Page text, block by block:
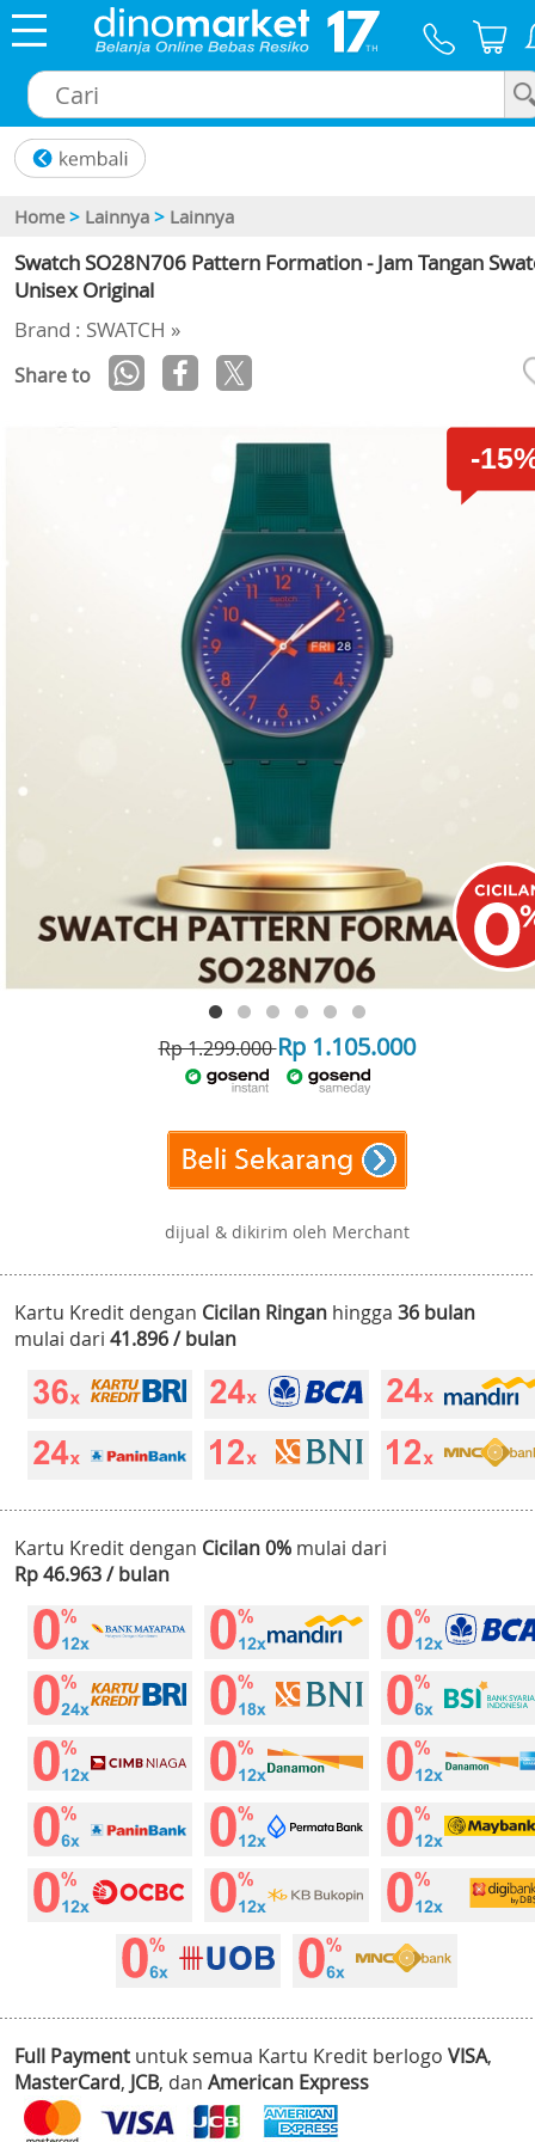
Home > Lainnya > Lainnya
Swatch SO28N706 Pattern Formation - Jam Tangan
Unisex Original
Brand : SWATCH »
Share to
-
Rp 1.299.000Rp 1.105.000
dijual & dikirim oleh Merchant
Kartu Kredit dengan Cicilan Ringan hingga 36 bulan
mulai dari 41.896 / bulan
Kartu Kredit dengan Cicilan 0% mulai dari
Rp 46.963 / bulan
Full Payment untuk semua Kartu Kredit berlogo VISA,
MasterCard, JCB, dan American Express